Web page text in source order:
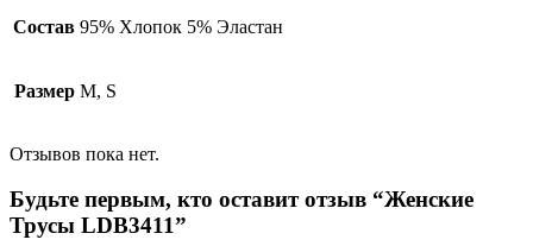
Состав 95% Хлопок 5% Эластан
Размер M, S
Отзывов пока нет.
Будьте первым, кто оставит отзыв “Женские
Трусы LDB3411”